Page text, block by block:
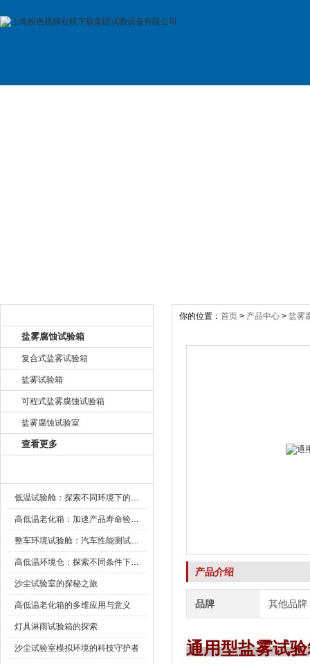
盐雾腐蚀试验箱
复合式盐雾试验箱
盐雾试验箱
可程式盐雾腐蚀试验箱
盐雾腐蚀试验室
查看更多
低温试验舱：探索不同环境下的科技边界
高低温老化箱：加速产品寿命验证的可靠伙伴
整车环境试验舱：汽车性能测试的设备
高低温环境仓：探索不同条件下的科学奥秘
沙尘试验室的探秘之旅
高低温老化箱的多维应用与意义
灯具淋雨试验箱的探索
沙尘试验室模拟环境的科技守护者
你的位置： 首页 > 产品中心 > 盐雾
产品介绍
品牌 其他品牌
通用型盐雾试